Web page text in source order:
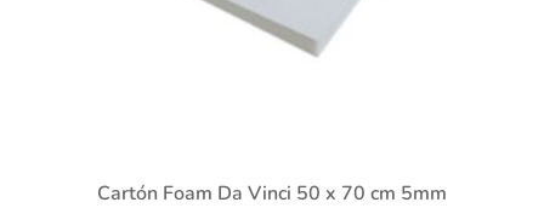
Cartón Foam Da Vinci 50 x 70 cm 5mm